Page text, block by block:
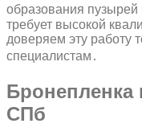
образования пузырей
требует высокой
доверяем эту работу
специалистам․
Бронепленка
СПб